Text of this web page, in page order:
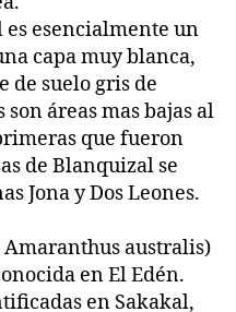
esencialmente un
capa muy blanca,
de suelo gris de
áreas mas bajas al
que fueron
de Blanquizal se
Jona y Dos Leones.
Amaranthus australis)
en El Edén.
en Sakakal,